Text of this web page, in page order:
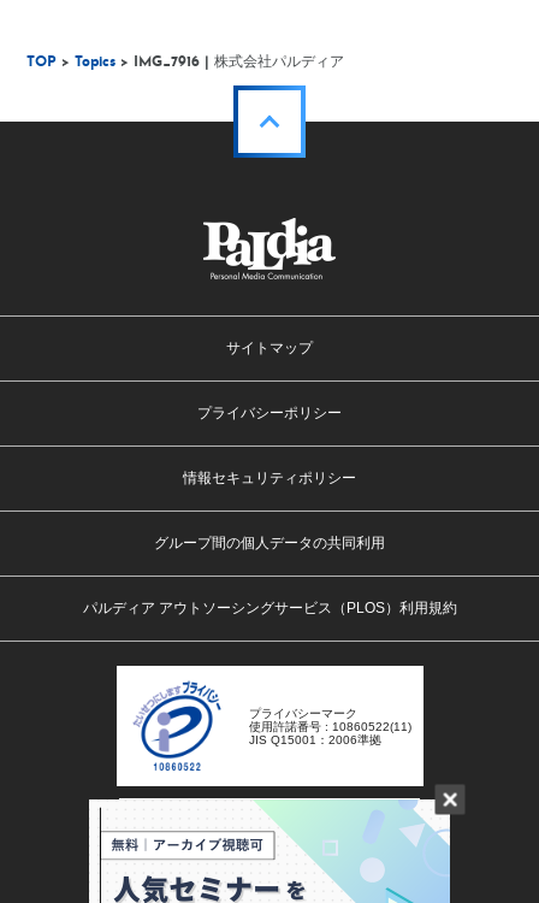
TOP >Topics > IMG_7916 | 株式会社パルディア
サイトマップ
プライバシーポリシー
情報セキュリティポリシー
グループ間の個人データの共同利用
パルディア アウトソーシングサービス（PLOS）利用規約
プライバシーマーク
使用許諾番号 : 10860522(11)
JIS Q15001：2006準拠